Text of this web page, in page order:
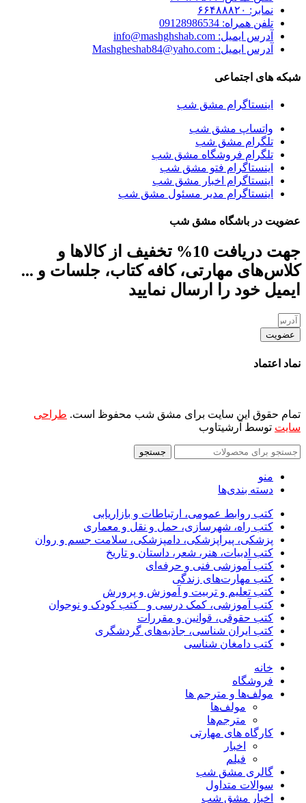
نمابر: ۶۶۴۸۸۸۲۰
تلفن همراه: 09128986534
آدرس ایمیل: info@mashghshab.com
آدرس ایمیل: Mashgheshab84@yaho.com
شبکه های اجتماعی
اینستاگرام مشق شب
واتساپ مشق شب
تلگرام مشق شب
تلگرام فروشگاه مشق شب
اینستاگرام فتو مشق شب
اینستاگرام اخبار مشق شب
اینستاگرام مدیر مسئول مشق شب
عضویت در باشگاه مشق شب
جهت دریافت 10% تخفیف از کالاها و
کلاس‌های مهارتی، کافه کتاب، جلسات و ...
ایمیل خود را ارسال نمایید
عضویت
نماد اعتماد
تمام حقوق این سایت برای مشق شب محفوظ است. طراحی
سایت توسط آرشیتاوب
جستجو
منو
دسته بندی‌ها
کتب روابط عمومی، ارتباطات و بازاریابی
کتب راه، شهرسازی، حمل و نقل و معماری
پزشکی، پیراپزشکی، دامپزشکی، سلامت جسم و روان
کتب ادبیات، هنر، شعر، داستان و تاریخ
کتب آموزشی فنی و حرفه‌ای
کتب مهارت‌های زندگی
کتب تعلیم و تربیت و آموزش و پرورش
کتب آموزشی، کمک درسی و _کتب کودک و نوجوان
کتب حقوقی، قوانین و مقررات
کتب ایران شناسی، جاذبه‌های گردشگری
کتب دامغان شناسی
خانه
فروشگاه
مولف‌ها و مترجم ها
مولف‌ها
مترجم‌ها
کارگاه های مهارتی
اخبار
فیلم
گالری مشق شب
سوالات متداول
اخبار مشق شب